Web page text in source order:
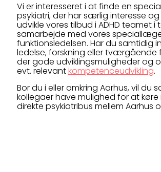
Vi er interesseret i at finde en
psykiatri, der har særlig interesse
udvikle vores tilbud i ADHD teamet
samarbejde med vores
funktionsledelsen. Har du samtidig
ledelse, forskning eller tværgående
der gode udviklingsmuligheder og
evt. relevantkompetenceudvikling.
Bor du i eller omkring Aarhus, vil du
kollegaer have mulighed for at
direkte psykiatribus mellem Aarhus